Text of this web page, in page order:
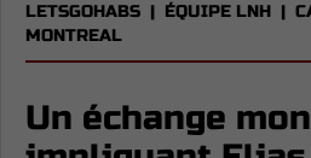
LETSGOHABS | ÉQUIPE LNH |
MONTREAL
Un échange